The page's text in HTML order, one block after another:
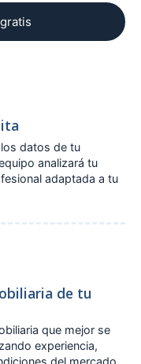
los datos de tu
analizará tu
adaptada a tu
de tu
que mejor se
experiencia,
del mercado.